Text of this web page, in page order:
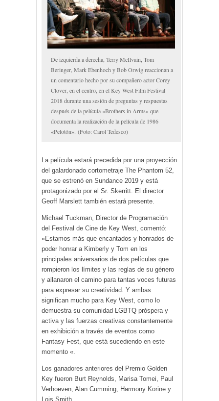
De izquierda a derecha, Terry McIlvain, Tom
Beringer, Mark Ebenhoch y Bob Orwig reaccionan a
un comentario hecho por su compañero actor Corey
Clover, en el centro, en el Key West Film Festival
2018 durante una sesión de preguntas y respuestas
después de la película «Brothers in Arms» que
documenta la realización de la película de 1986
«Pelotón». (Foto: Carol Tedesco)
La película estará precedida por una proyección
del galardonado cortometraje The Phantom 52,
que se estrenó en Sundance 2019 y está
protagonizado por el Sr. Skerritt. El director
Geoff Marslett también estará presente.
Michael Tuckman, Director de Programación
del Festival de Cine de Key West, comentó:
«Estamos más que encantados y honrados de
poder honrar a Kimberly y Tom en los
principales aniversarios de dos películas que
rompieron los límites y las reglas de su género
y allanaron el camino para tantas voces futuras
para expresar su creatividad. Y ambas
significan mucho para Key West, como lo
demuestra su comunidad LGBTQ próspera y
activa y las fuerzas creativas constantemente
en exhibición a través de eventos como
Fantasy Fest, que está sucediendo en este
momento «.
Los ganadores anteriores del Premio Golden
Key fueron Burt Reynolds, Marisa Tomei, Paul
Verhoeven, Alan Cumming, Harmony Korine y
Lois Smith.